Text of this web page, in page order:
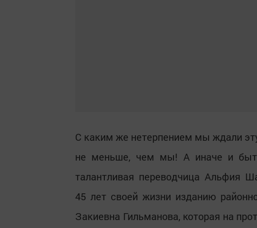
С каким же нетерпением мы ждали
не меньше, чем мы! А иначе и
талантливая переводчица Альфия
45 лет своей жизни изданию
Закиевна Гильманова, которая на